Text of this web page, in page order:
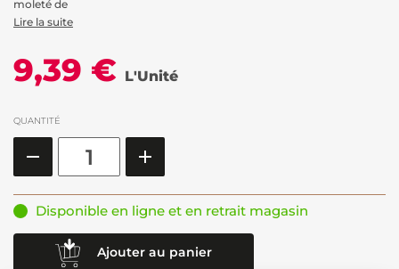
moleté de
Lire la suite
9,39 € L'Unité
QUANTITÉ
Disponible en ligne et en retrait magasin
Ajouter au panier